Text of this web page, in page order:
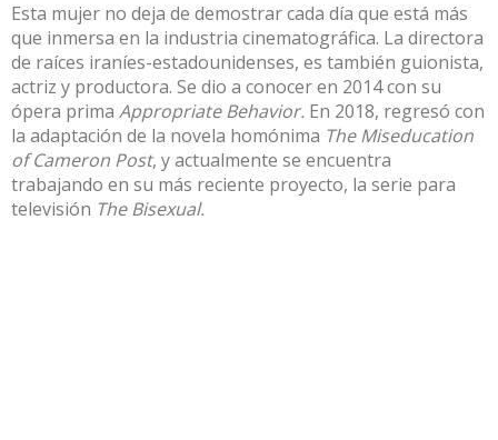
Esta mujer no deja de demostrar cada día que está más
que inmersa en la industria cinematográfica. La directora
de raíces iraníes-estadounidenses, es también guionista,
actriz y productora. Se dio a conocer en 2014 con su
ópera prima Appropriate Behavior. En 2018, regresó con
la adaptación de la novela homónima The Miseducation
of Cameron Post, y actualmente se encuentra
trabajando en su más reciente proyecto, la serie para
televisión The Bisexual.